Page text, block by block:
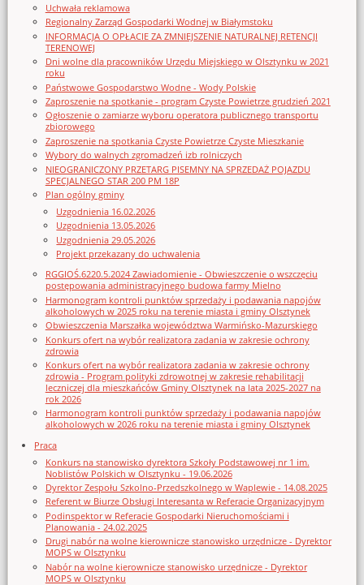
Uchwała reklamowa
Regionalny Zarząd Gospodarki Wodnej w Białymstoku
INFORMACJA O OPŁACIE ZA ZMNIEJSZENIE NATURALNEJ RETENCJI
TERENOWEJ
Dni wolne dla pracowników Urzędu Miejskiego w Olsztynku w 2021
roku
Państwowe Gospodarstwo Wodne - Wody Polskie
Zaproszenie na spotkanie - program Czyste Powietrze grudzień 2021
Ogłoszenie o zamiarze wyboru operatora publicznego transportu
zbiorowego
Zaproszenie na spotkania Czyste Powietrze Czyste Mieszkanie
Wybory do walnych zgromadzeń izb rolniczych
NIEOGRANICZONY PRZETARG PISEMNY NA SPRZEDAŻ POJAZDU
SPECJALNEGO STAR 200 PM 18P
Plan ogólny gminy
Uzgodnienia 16.02.2026
Uzgodnienia 13.05.2026
Uzgodnienia 29.05.2026
Projekt przekazany do uchwalenia
RGGIOŚ.6220.5.2024 Zawiadomienie - Obwieszczenie o wszczęciu
postępowania administracyjnego budowa farmy Mielno
Harmonogram kontroli punktów sprzedaży i podawania napojów
alkoholowych w 2025 roku na terenie miasta i gminy Olsztynek
Obwieszczenia Marszałka województwa Warmińsko-Mazurskiego
Konkurs ofert na wybór realizatora zadania w zakresie ochrony
zdrowia
Konkurs ofert na wybór realizatora zadania w zakresie ochrony
zdrowia - Program polityki zdrowotnej w zakresie rehabilitacji
leczniczej dla mieszkańców Gminy Olsztynek na lata 2025-2027 na
rok 2026
Harmonogram kontroli punktów sprzedaży i podawania napojów
alkoholowych w 2026 roku na terenie miasta i gminy Olsztynek
Praca
Konkurs na stanowisko dyrektora Szkoły Podstawowej nr 1 im.
Noblistów Polskich w Olsztynku - 19.06.2026
Dyrektor Zespołu Szkolno-Przedszkolnego w Waplewie - 14.08.2025
Referent w Biurze Obsługi Interesanta w Referacie Organizacyjnym
Podinspektor w Referacie Gospodarki Nieruchomościami i
Planowania - 24.02.2025
Drugi nabór na wolne kierownicze stanowisko urzędnicze - Dyrektor
MOPS w Olsztynku
Nabór na wolne kierownicze stanowisko urzędnicze - Dyrektor
MOPS w Olsztynku